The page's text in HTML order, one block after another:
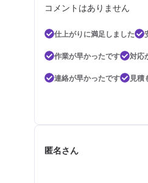
コメントはありません
仕上がりに満足しました
作業が早かったです
対応
連絡が早かったです
見積
匿名さん